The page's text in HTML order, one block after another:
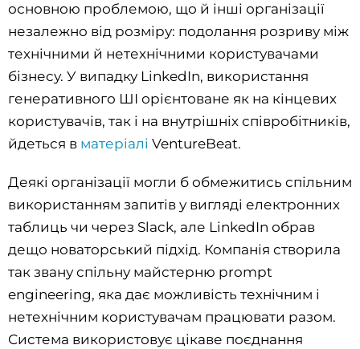
основною проблемою, що й інші організації
незалежно від розміру: подолання розриву між
технічними й нетехнічними користувачами
бізнесу. У випадку LinkedIn, використання
генеративного ШІ орієнтоване як на кінцевих
користувачів, так і на внутрішніх співробітників,
йдеться в матеріалі VentureBeat.
Деякі організації могли б обмежитись спільним
використанням запитів у вигляді електронних
таблиць чи через Slack, але LinkedIn обрав
дещо новаторський підхід. Компанія створила
так звану спільну майстерню prompt
engineering, яка дає можливість технічним і
нетехнічним користувачам працювати разом.
Система використовує цікаве поєднання